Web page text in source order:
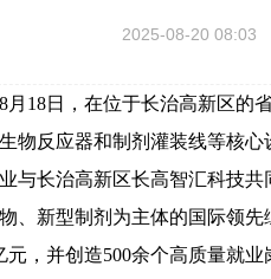
2025-08-20 08:03
18日，在位于长治高新区的
物反应器和制剂灌装线等核
长治高新区长高智汇科技共
、新型制剂为主体的国际领
元，并创造500余个高质量就业